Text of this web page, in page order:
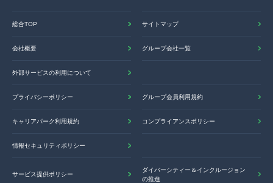
総合TOP サイトマップ
会社概要 グループ会社一覧
外部サービスの利用について
プライバシーポリシー グループ会員利用規約
キャリアパーク利用規約 コンプライアンスポリシー
情報セキュリティポリシー
サービス提供ポリシー
ダイバーシティー＆インクルージョン
の推進